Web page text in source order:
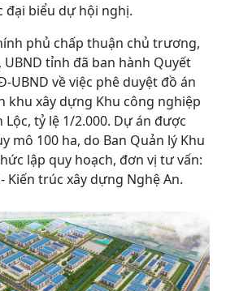
đại biểu dự hội nghị.
phủ chấp thuận chủ trương,
UBND tỉnh đã ban hành Quyết
UBND về việc phê duyệt đồ án
khu xây dựng Khu công nghiệp
Lộc, tỷ lệ 1/2.000. Dự án được
mô 100 ha, do Ban Quản lý Khu
lập quy hoạch, đơn vị tư vấn:
Kiến trúc xây dựng Nghệ An.